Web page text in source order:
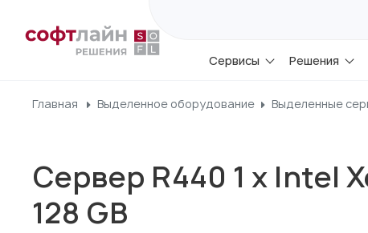
Сервисы Решения
Главная Выделенное оборудование Выделенные
Сервер R440 1 x Intel
128 GB